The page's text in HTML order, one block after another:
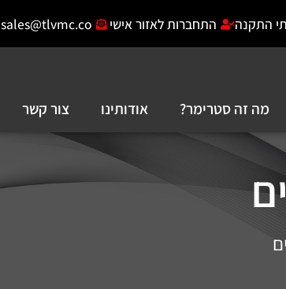
התקנה התחברות לאזור אישי sales@tlvmc.co
מה זה סטרימר? אודותינו צור קשר